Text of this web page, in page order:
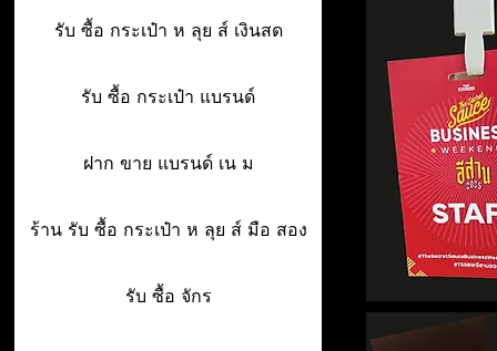
รับ ซื้อ กระเป๋า ห ลุย ส์ เงินสด
รับ ซื้อ กระเป๋า แบรนด์
ฝาก ขาย แบรนด์ เน ม
ร้าน รับ ซื้อ กระเป๋า ห ลุย ส์ มือ สอง
รับ ซื้อ จักร